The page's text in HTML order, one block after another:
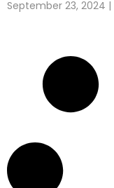
September 23, 2024